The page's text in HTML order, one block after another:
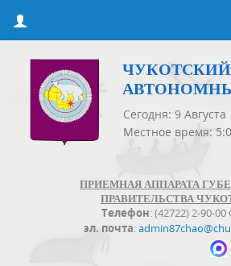
ЧУКОТСКИЙ
Сегодня: 9 Августа
Местное время:
ПРИЕМНАЯ АППАРАТА
ПРАВИТЕЛЬСТВА
Телефон: (42722) 2-90-
эл. почта: